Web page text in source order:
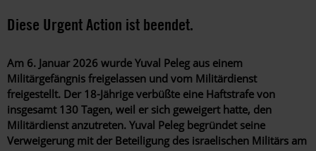
Diese Urgent Action ist beendet.
Am 6. Januar 2026 wurde Yuval Peleg aus einem
Militärgefängnis freigelassen und vom Militärdienst
freigestellt. Der 18-Jährige verbüßte eine Haftstrafe von
insgesamt 130 Tagen, weil er sich geweigert hatte, den
Militärdienst anzutreten. Yuval Peleg begründet seine
Verweigerung mit der Beteiligung des israelischen Militärs am